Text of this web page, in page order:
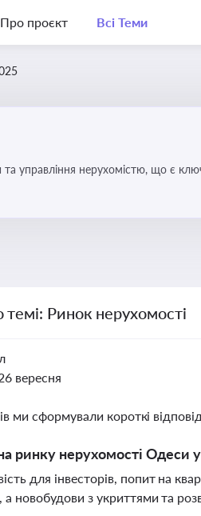
Про проєкт Всі Теми
управління нерухомістю, що є
Ринок нерухомості
вересня
ми сформували короткі
ринку нерухомості Одеси
для інвесторів, попит на
новобудови з укриттями та